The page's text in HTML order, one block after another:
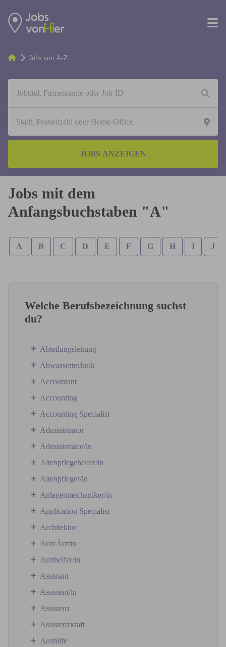
Jobs von A-Z
JOBS ANZEIGEN
Jobs mit dem
Anfangsbuchstaben "A"
A B C D E F G H I J
Welche Berufsbezeichnung suchst
du?
Abteilungsleitung
Abwassertechnik
Accountant
Accounting
Accounting Specialist
Administrator
Administrator/in
Altenpflegehelfer/in
Altenpfleger/in
Anlagenmechaniker/in
Application Specialist
Architektur
Arzt/Ärztin
Arzthelfer/in
Assistant
Assistent/in
Assistenz
Assistenzkraft
Aushilfe